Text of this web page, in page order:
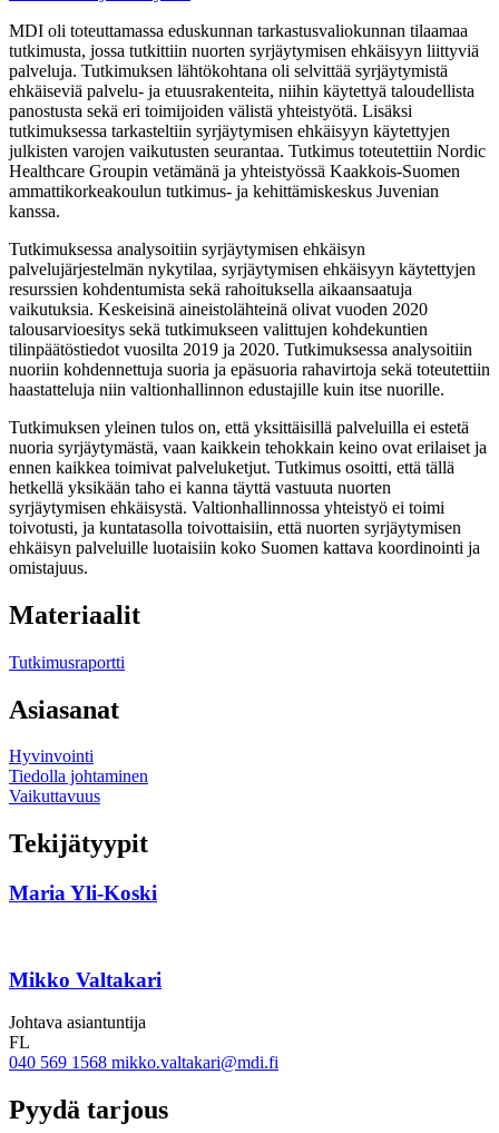
MDI oli toteuttamassa eduskunnan tarkastusvaliokunnan tilaamaa
tutkimusta, jossa tutkittiin nuorten syrjäytymisen ehkäisyyn liittyviä
palveluja. Tutkimuksen lähtökohtana oli selvittää syrjäytymistä
ehkäiseviä palvelu- ja etuusrakenteita, niihin käytettyä taloudellista
panostusta sekä eri toimijoiden välistä yhteistyötä. Lisäksi
tutkimuksessa tarkasteltiin syrjäytymisen ehkäisyyn käytettyjen
julkisten varojen vaikutusten seurantaa. Tutkimus toteutettiin Nordic
Healthcare Groupin vetämänä ja yhteistyössä Kaakkois-Suomen
ammattikorkeakoulun tutkimus- ja kehittämiskeskus Juvenian
kanssa.
Tutkimuksessa analysoitiin syrjäytymisen ehkäisyn
palvelujärjestelmän nykytilaa, syrjäytymisen ehkäisyyn käytettyjen
resurssien kohdentumista sekä rahoituksella aikaansaatuja
vaikutuksia. Keskeisinä aineistolähteinä olivat vuoden 2020
talousarvioesitys sekä tutkimukseen valittujen kohdekuntien
tilinpäätöstiedot vuosilta 2019 ja 2020. Tutkimuksessa analysoitiin
nuoriin kohdennettuja suoria ja epäsuoria rahavirtoja sekä toteutettiin
haastatteluja niin valtionhallinnon edustajille kuin itse nuorille.
Tutkimuksen yleinen tulos on, että yksittäisillä palveluilla ei estetä
nuoria syrjäytymästä, vaan kaikkein tehokkain keino ovat erilaiset ja
ennen kaikkea toimivat palveluketjut. Tutkimus osoitti, että tällä
hetkellä yksikään taho ei kanna täyttä vastuuta nuorten
syrjäytymisen ehkäisystä. Valtionhallinnossa yhteistyö ei toimi
toivotusti, ja kuntatasolla toivottaisiin, että nuorten syrjäytymisen
ehkäisyn palveluille luotaisiin koko Suomen kattava koordinointi ja
omistajuus.
Materiaalit
Tutkimusraportti
Asiasanat
Hyvinvointi
Tiedolla johtaminen
Vaikuttavuus
Tekijätyypit
Maria Yli-Koski
Mikko Valtakari
Johtava asiantuntija
FL
040 569 1568 mikko.valtakari@mdi.fi
Pyydä tarjous